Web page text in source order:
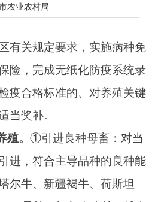
农业农村局
补。
符合主导品种的良种能
、新疆褐牛、荷斯坦
羊（柯尔克孜羊、绒山
岁）、母骆驼（单峰、
饲养3个月以上的给予
均价格的30%，每头能
羊400元、每匹能繁母
4000元的标准给予奖